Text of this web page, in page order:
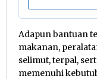
Adapun bantuan
makanan,
selimut, terpal,
memenuhi